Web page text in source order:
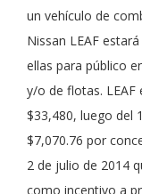
un vehículo de
Nissan LEAF
ellas para público
y/o de flotas. LEAF
$33,480, luego del
$7,070.76 por
2 de julio de 2014
como incentivo a